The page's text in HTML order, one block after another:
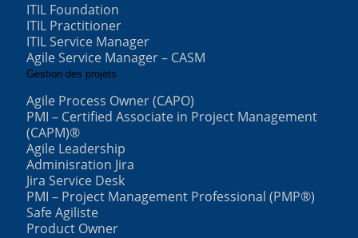
ITIL Foundation
ITIL Practitioner
ITIL Service Manager
Agile Service Manager – CASM
Gestion des projets
Agile Process Owner (CAPO)
PMI – Certified Associate in Project Management
(CAPM)®
Agile Leadership
Adminisration Jira
Jira Service Desk
PMI – Project Management Professional (PMP®)
Safe Agiliste
Product Owner